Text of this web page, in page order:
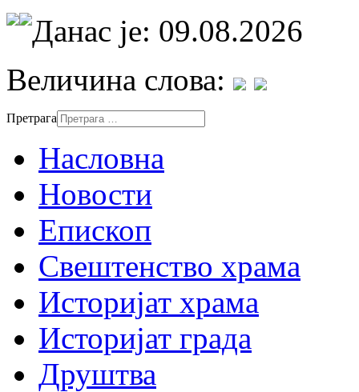
Данас је: 09.08.2026
Величина слова:
Претрага
Насловна
Новости
Епископ
Свештенство храма
Историјат храма
Историјат града
Друштва